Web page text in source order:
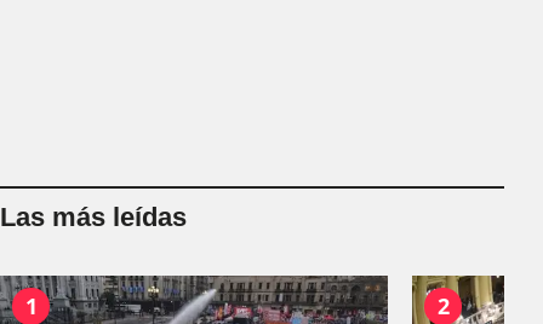
Las más leídas
1 2